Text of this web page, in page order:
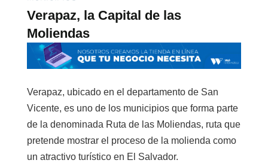
Verapaz, la Capital de las
Moliendas
Verapaz, ubicado en el departamento de San
Vicente, es uno de los municipios que forma parte
de la denominada Ruta de las Moliendas, ruta que
pretende mostrar el proceso de la molienda como
un atractivo turístico en El Salvador.